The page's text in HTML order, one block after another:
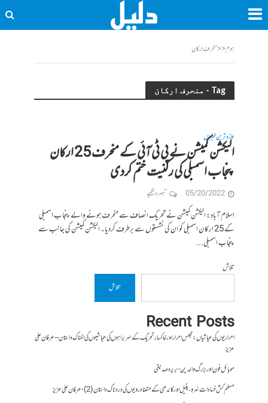
ہوم<<منحرف ارکان
Tag - منحرف ارکان
تازہ ترین خبریں
الیکشن کمیشن نے پی ٹی آئی کے منحرف 25 ارکان
پنجاب اسمبلی کی رکنیت ختم کردی
05/20/2022 تبصرہ لکھیے
اسلام آباد: الیکشن کمیشن نے تحریک انصاف سے منحرف ہونے والے پنجاب اسمبلی
کے 25 ارکان اسمبلی کو ان کی نشستوں سے برطرف کردیا۔ الیکشن کمیشن کی جانب سے
پنجاب اسمبلی...
تلاش
تلاش
Recent Posts
احراریوں کی عیاشیاں : مجلس احرار اور خاکسار تحریک کے سربراہوں کی عیاشیوں کی المناک داستان – عرفان علی
عزیز
موبائل فون اور بزرگ والدین- بریرہ صدیقی
مسلم کش فسادات نہرو، پٹیل اور گاندھی کے متضاد رویوں کی درد ناک داستان (2)- عرفان علی عزیز